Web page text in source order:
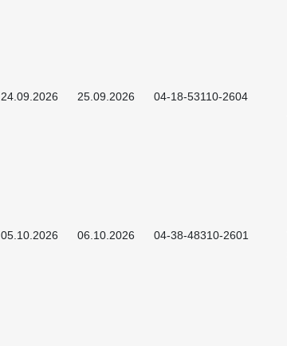
24.09.2026 25.09.2026 04-18-53110-2604
05.10.2026 06.10.2026 04-38-48310-2601